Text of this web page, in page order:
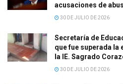
acusaciones de
30 DE JULIO DE 2026
Secretaría de
que fue superada la
la IE. Sagrado
30 DE JULIO DE 2026